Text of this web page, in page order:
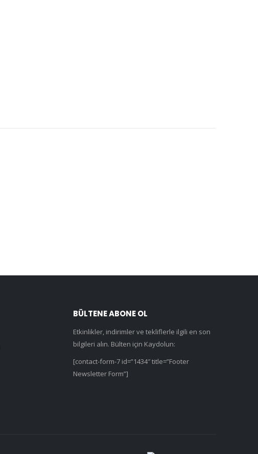
BÜLTENE ABONE OL
Etkinlikler, indirimler ve tekliflerle ilgili en son
bilgileri alın. Bülten için Kaydolun:
[contact-form-7 id=”1434″ title=”Footer
Newsletter Form”]